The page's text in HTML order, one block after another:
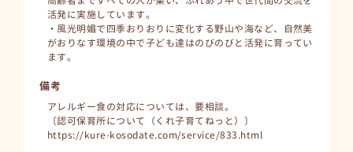
活発に実施しています。
・風光明媚で四季おりおりに変化する野山や海など、自然美
がおりなす環境の中で子ども達はのびのびと活発に育ってい
ます。
備考
アレルギー食の対応については、要相談。
〔認可保育所について（くれ子育てねっと）〕
https://kure-kosodate.com/service/833.html